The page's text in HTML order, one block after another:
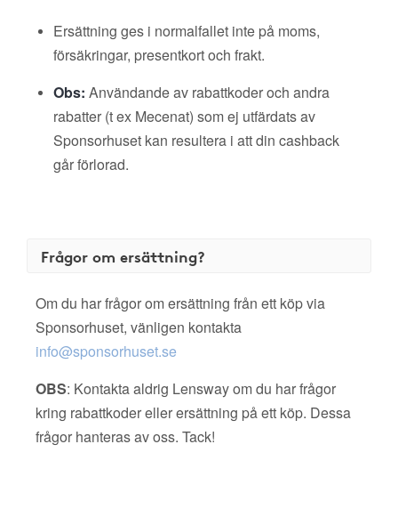
Ersättning ges i normalfallet inte på moms,
försäkringar, presentkort och frakt.
Obs: Användande av rabattkoder och andra
rabatter (t ex Mecenat) som ej utfärdats av
Sponsorhuset kan resultera i att din cashback
går förlorad.
Frågor om ersättning?
Om du har frågor om ersättning från ett köp via
Sponsorhuset, vänligen kontakta
info@sponsorhuset.se
OBS: Kontakta aldrig Lensway om du har frågor
kring rabattkoder eller ersättning på ett köp. Dessa
frågor hanteras av oss. Tack!